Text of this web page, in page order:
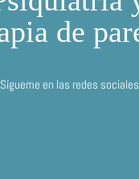
Sígueme en las redes sociales